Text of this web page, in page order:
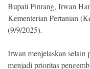
Bupati Pinrang, Irwan
Kementerian Pertanian
(9/9/2025).
Irwan menjelaskan selain
menjadi prioritas